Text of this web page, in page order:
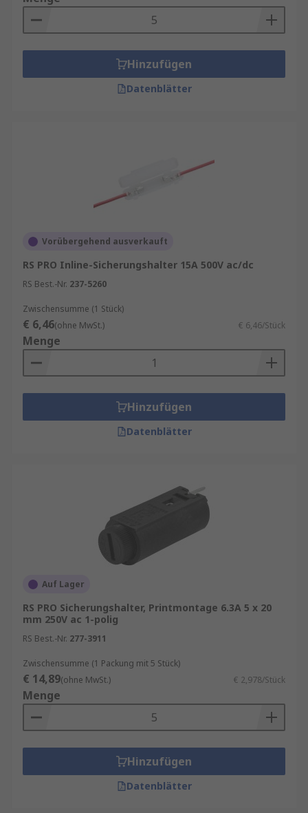
Hinzufügen
Datenblätter
Vorübergehend ausverkauft
RS PRO Inline-Sicherungshalter 15A 500V ac/dc
RS Best.-Nr. 237-5260
Zwischensumme (1 Stück)
€ 6,46(ohne MwSt.) € 6,46/Stück
Menge
Hinzufügen
Datenblätter
Auf Lager
RS PRO Sicherungshalter, Printmontage 6.3A 5 x 20
mm 250V ac 1-polig
RS Best.-Nr. 277-3911
Zwischensumme (1 Packung mit 5 Stück)
€ 14,89(ohne MwSt.) € 2,978/Stück
Menge
Hinzufügen
Datenblätter